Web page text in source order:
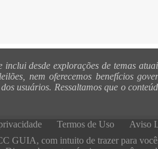
desde explorações de temas
nem oferecemos benefícios
usuários. Ressaltamos que o
Termos de Uso
Aviso
GUIA, com intuito de trazer para